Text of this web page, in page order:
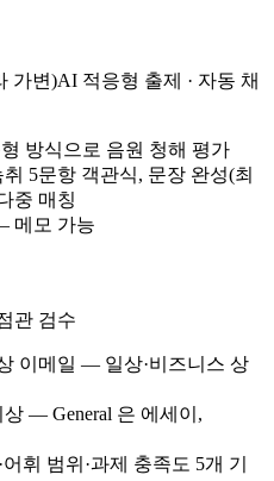
가변)AI 적응형 출제 · 자동 채
방식으로 음원 청해 평가
5문항 객관식, 문장 완성(최
중 매칭
메모 가능
관 검수
이메일 — 일상·비즈니스 상
상 — General 은 에세이,
휘 범위·과제 충족도 5개 기